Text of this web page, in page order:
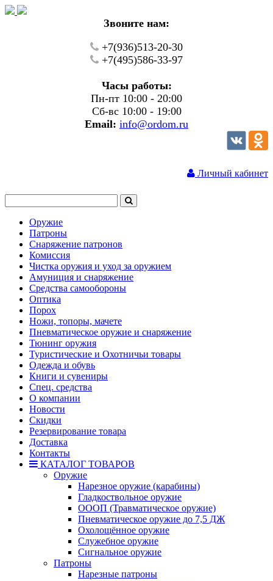
Звоните нам:
+7(936)513-20-30
+7(495)586-33-97
Часы работы:
Пн-пт 10:00 - 20:00
Сб-вс 10:00 - 19:00
Email: info@ordom.ru
Личный кабинет
Оружие
Патроны
Снаряжение патронов
Комиссия
Чистка оружия и уход за оружием
Амуниция и снаряжение
Средства самообороны
Оптика
Порох
Ножи, топоры, мачете
Пневматическое оружие и снаряжение
Тюнинг оружия
Туристические и Охотничьи товары
Одежда и обувь
Книги и сувениры
Спец. средства
О компании
Новости
Скидки
Резервирование товара
Доставка
Контакты
КАТАЛОГ ТОВАРОВ
Оружие
Нарезное оружие (карабины)
Гладкоствольное оружие
ОООП (Травматическое оружие)
Пневматическое оружие до 7,5 ДЖ
Охолощённое оружие
Служебное оружие
Сигнальное оружие
Патроны
Нарезные патроны